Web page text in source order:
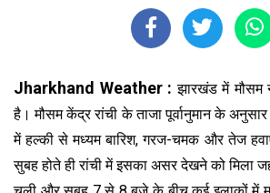
Jharkhand Weather :झारखंड में
है। मौसम केंद्र रांची के ताजा पूर्वानुमान के
में हल्की से मध्यम बारिश, गरज-चमक और तेज
सुबह होते ही रांची में इसका असर देखने को मिला